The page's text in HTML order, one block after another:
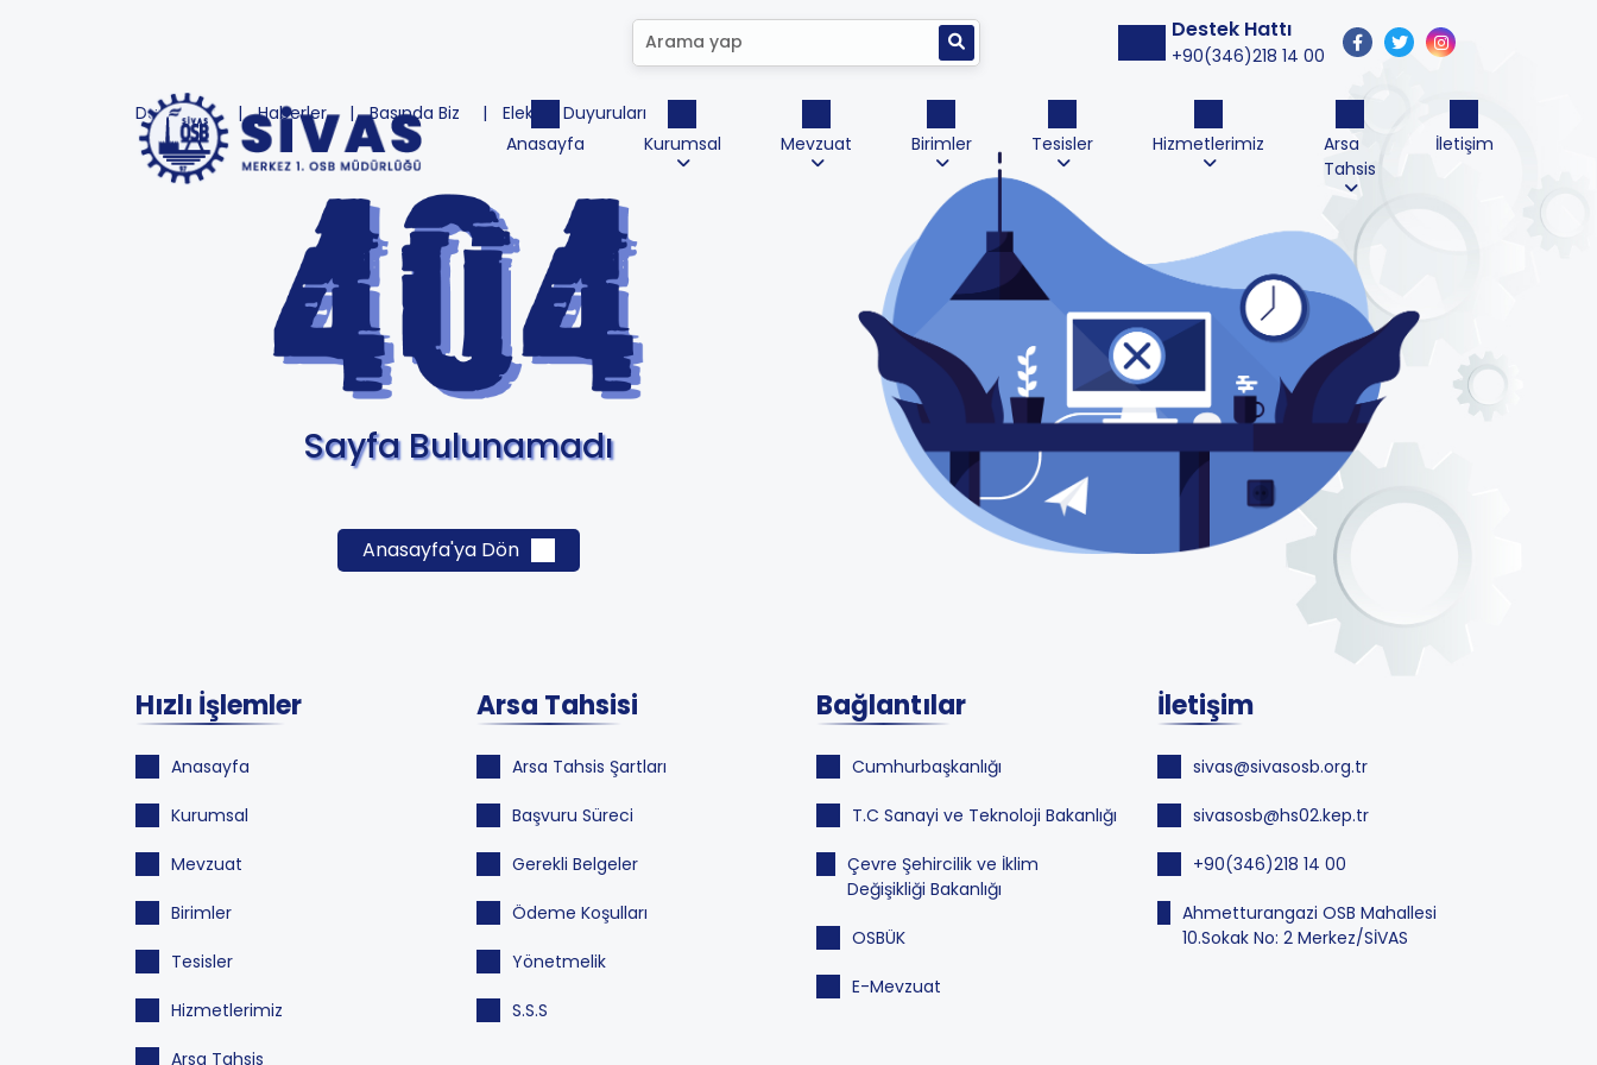
Destek Hattı
+90(346)218 14 00
Duyurular Haberler Basında Biz
Elektrik Duyuruları
Anasayfa
Kurumsal Mevzuat Birimler Tesisler Hizmetlerimiz
Arsa
Tahsis
İletişim
Sayfa Bulunamadı
Anasayfa'ya Dön
Hızlı İşlemler
Anasayfa
Kurumsal
Mevzuat
Birimler
Tesisler
Hizmetlerimiz
Arsa Tahsis
Arsa Tahsisi
Arsa Tahsis Şartları
Başvuru Süreci
Gerekli Belgeler
Ödeme Koşulları
Yönetmelik
S.S.S
Bağlantılar
Cumhurbaşkanlığı
T.C Sanayi ve Teknoloji Bakanlığı
Çevre Şehircilik ve İklim
Değişikliği Bakanlığı
OSBÜK
E-Mevzuat
İletişim
sivas@sivasosb.org.tr
sivasosb@hs02.kep.tr
+90(346)218 14 00
Ahmetturangazi OSB Mahallesi
10.Sokak No: 2 Merkez/SİVAS